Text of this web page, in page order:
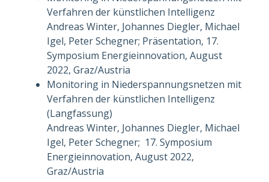
Verfahren der künstlichen Intelligenz
Andreas Winter, Johannes Diegler, Michael
Igel, Peter Schegner; Präsentation, 17.
Symposium Energieinnovation, August
2022, Graz/Austria
Monitoring in Niederspannungsnetzen mit
Verfahren der künstlichen Intelligenz
(Langfassung)
Andreas Winter, Johannes Diegler, Michael
Igel, Peter Schegner; 17. Symposium
Energieinnovation, August 2022,
Graz/Austria